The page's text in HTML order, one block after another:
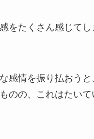
をたくさん感じてし
感情を振り払おうと
のの、これはたいて